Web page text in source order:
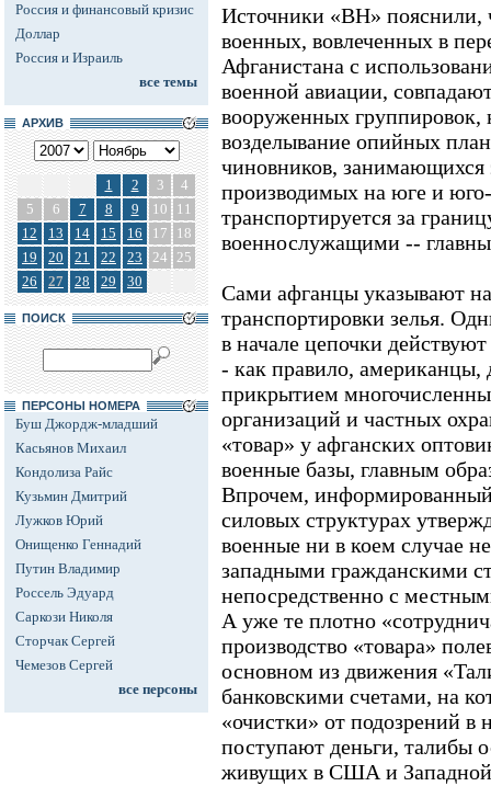
Россия и финансовый кризис
Доллар
Россия и Израиль
все темы
АРХИВ
1 2 3
4
5
6 7 8 9 10
11
12
13 14 15 16 17
18
19
20 21 22 23 24 25
26
27 28 29 30
ПОИСК
ПЕРСОНЫ НОМЕРА
Буш Джордж-младший
Касьянов Михаил
Кондолиза Райс
Кузьмин Дмитрий
Лужков Юрий
Онищенко Геннадий
Путин Владимир
Россель Эдуард
Саркози Николя
Сторчак Сергей
Чемезов Сергей
все персоны
Источники «ВН» пояснили,
военных, вовлеченных в
Афганистана с
военной авиации,
вооруженных
возделывание опийных
чиновников, занимающихся
производимых на юге и
транспортируется за
военнослужащими --
Сами афганцы указывают
транспортировки зелья.
в начале цепочки
- как правило, американцы,
прикрытием
организаций и частных
«товар» у афганских
военные базы, главным
Впрочем,
силовых структурах
военные ни в коем случае
западными гражданскими
непосредственно с
А уже те плотно
производство «товара»
основном из движения
банковскими счетами, на
«очистки» от подозрений в
поступают деньги, талибы
живущих в США и